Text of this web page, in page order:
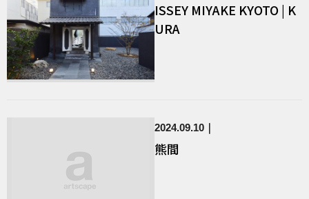
ISSEY MIYAKE KYOTO | K
URA
2024.09.10
熊間